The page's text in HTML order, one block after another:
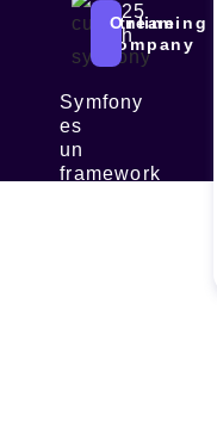
25
h
In
Company
Streaming
Online
Symfony
es
un
framework